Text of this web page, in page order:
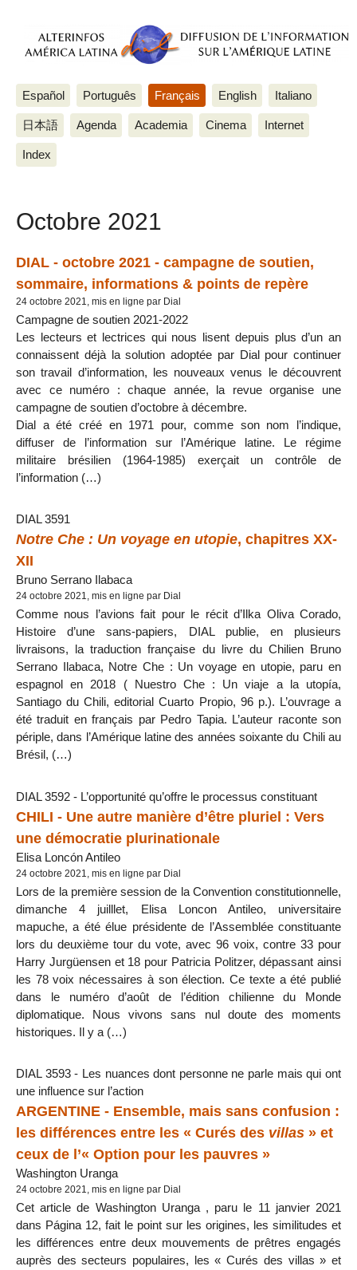
Español Português Français English Italiano
日本語 Agenda Academia Cinema Internet
Index
Octobre 2021
DIAL - octobre 2021 - campagne de soutien,
sommaire, informations & points de repère
24 octobre 2021, mis en ligne par Dial
Campagne de soutien 2021-2022
Les lecteurs et lectrices qui nous lisent depuis plus d’un an
connaissent déjà la solution adoptée par Dial pour continuer
son travail d’information, les nouveaux venus le découvrent
avec ce numéro : chaque année, la revue organise une
campagne de soutien d’octobre à décembre.
Dial a été créé en 1971 pour, comme son nom l’indique,
diffuser de l’information sur l’Amérique latine. Le régime
militaire brésilien (1964-1985) exerçait un contrôle de
l’information (…)
DIAL 3591
Notre Che : Un voyage en utopie, chapitres XX-
XII
Bruno Serrano Ilabaca
24 octobre 2021, mis en ligne par Dial
Comme nous l’avions fait pour le récit d’Ilka Oliva Corado,
Histoire d’une sans-papiers, DIAL publie, en plusieurs
livraisons, la traduction française du livre du Chilien Bruno
Serrano Ilabaca, Notre Che : Un voyage en utopie, paru en
espagnol en 2018 ( Nuestro Che : Un viaje a la utopía,
Santiago du Chili, editorial Cuarto Propio, 96 p.). L’ouvrage a
été traduit en français par Pedro Tapia. L’auteur raconte son
périple, dans l’Amérique latine des années soixante du Chili au
Brésil, (…)
DIAL 3592 - L’opportunité qu’offre le processus constituant
CHILI - Une autre manière d’être pluriel : Vers
une démocratie plurinationale
Elisa Loncón Antileo
24 octobre 2021, mis en ligne par Dial
Lors de la première session de la Convention constitutionnelle,
dimanche 4 juilllet, Elisa Loncon Antileo, universitaire
mapuche, a été élue présidente de l’Assemblée constituante
lors du deuxième tour du vote, avec 96 voix, contre 33 pour
Harry Jurgüensen et 18 pour Patricia Politzer, dépassant ainsi
les 78 voix nécessaires à son élection. Ce texte a été publié
dans le numéro d’août de l’édition chilienne du Monde
diplomatique. Nous vivons sans nul doute des moments
historiques. Il y a (…)
DIAL 3593 - Les nuances dont personne ne parle mais qui ont
une influence sur l’action
ARGENTINE - Ensemble, mais sans confusion :
les différences entre les « Curés des villas » et
ceux de l’« Option pour les pauvres »
Washington Uranga
24 octobre 2021, mis en ligne par Dial
Cet article de Washington Uranga , paru le 11 janvier 2021
dans Página 12, fait le point sur les origines, les similitudes et
les différences entre deux mouvements de prêtres engagés
auprès des secteurs populaires, les « Curés des villas » et